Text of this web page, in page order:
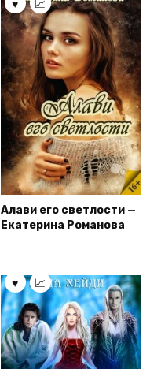
Алави его светлости —
Екатерина Романова